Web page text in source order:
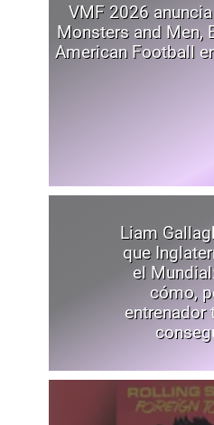
VMF 2026
Monsters and Men,
American Football
Liam
que
el
cómo,
entrenador